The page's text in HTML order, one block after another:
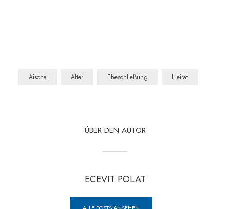
Aischa Alter Eheschließung Heirat
ÜBER DEN AUTOR
ECEVIT POLAT